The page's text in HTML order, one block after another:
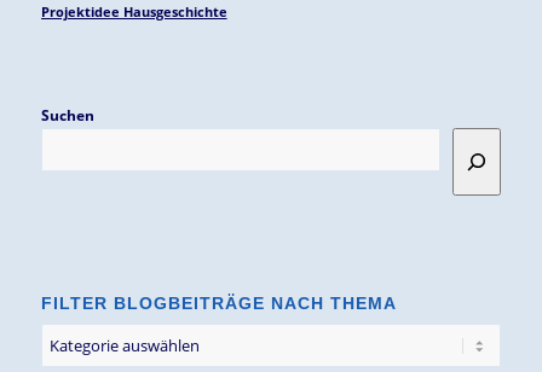
Projektidee Hausgeschichte
Suchen
FILTER BLOGBEITRÄGE NACH THEMA
Blogbeiträge